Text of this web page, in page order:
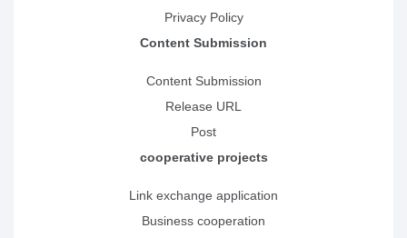
Privacy Policy
Content Submission
Content Submission
Release URL
Post
cooperative projects
Link exchange application
Business cooperation